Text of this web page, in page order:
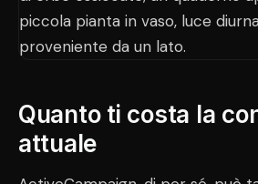
Quanto ti costa la
attuale